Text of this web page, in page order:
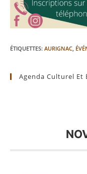
ÉTIQUETTES: AURIGNAC,
Agenda Culturel Et